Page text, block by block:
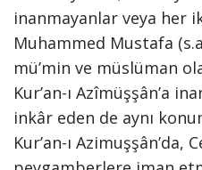
inanmayanlar veya her
Muhammed Mustafa
mü’min ve müslüman
Kur’an-ı Azîmüşşân’a
inkâr eden de aynı
Kur’an-ı Azimuşşân’da,